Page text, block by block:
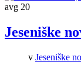
avg 20
Jeseniške
v Jeseniške